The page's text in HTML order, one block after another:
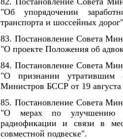
"Об упорядочении
транспорта и шоссейных
83. Постановление Совета
"О проекте Положения об
84. Постановление Совета
"О признании утратившим
Министров БССР от 19 августа
85. Постановление Совета
"О мерах по улучшению
радиофикации и связи в
совместной подвеске".